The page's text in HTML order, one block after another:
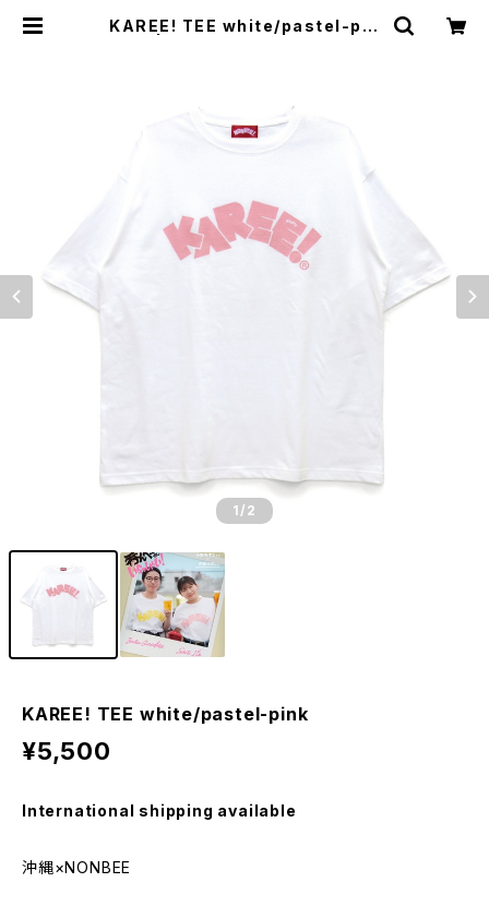
KAREE! TEE white/pastel-pin
1 /2
KAREE! TEE white/pastel-pink
¥5,500
International shipping available
沖縄×NONBEE